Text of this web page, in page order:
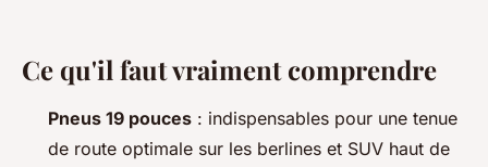
Ce qu'il faut vraiment comprendre
Pneus 19 pouces : indispensables pour une tenue
de route optimale sur les berlines et SUV haut de